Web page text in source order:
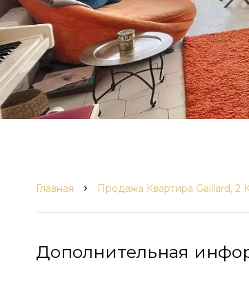
Главная Продажа Квартира Gaillard, 2
Дополнительная